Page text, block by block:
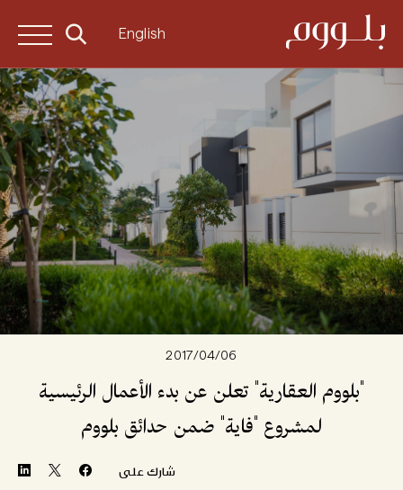
English
06‏/04‏/2017
"بلووم العقارية" تعلن عن بدء الأعمال الرئيسية
لمشروع "فاية" ضمن حدائق بلووم
شارك على